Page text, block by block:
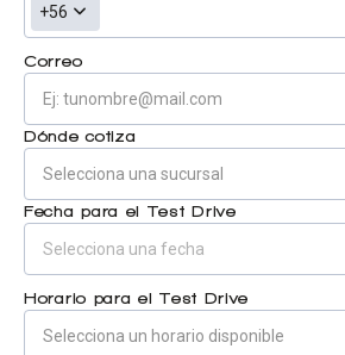
Ver todo autos
+56
Correo
Dónde cotiza
Fecha para el Test Drive
Horario para el Test Drive